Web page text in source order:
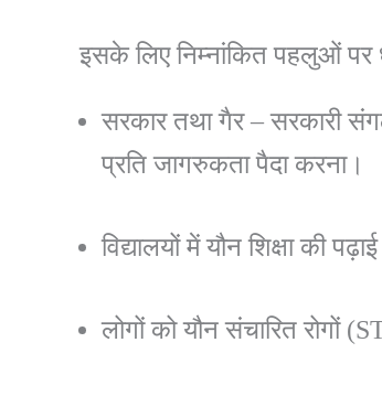
इसके लिए निम्नांकित पहलुओं पर
सरकार तथा गैर – सरकारी
प्रति जागरुकता पैदा करना।
विद्यालयों में यौन शिक्षा की
लोगों को यौन संचारित रोगों